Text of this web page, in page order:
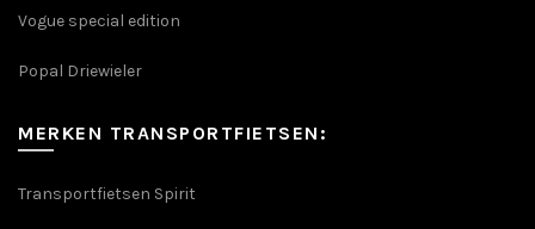
Vogue special edition
Popal Driewieler
MERKEN TRANSPORTFIETSEN:
Transportfietsen Spirit